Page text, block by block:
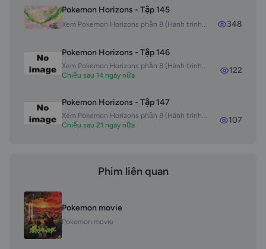
Pokemon Horizons - Tập 145
Xem Pokemon Horizons phần 8 (Hành trình... 348
Pokemon Horizons - Tập 146
Xem Pokemon Horizons phần 8 (Hành trình...
Chiếu sau 14 ngày nữa
122
Pokemon Horizons - Tập 147
Xem Pokemon Horizons phần 8 (Hành trình...
Chiếu sau 21 ngày nữa
107
Phim liên quan
Pokemon movie
Pokemon movie